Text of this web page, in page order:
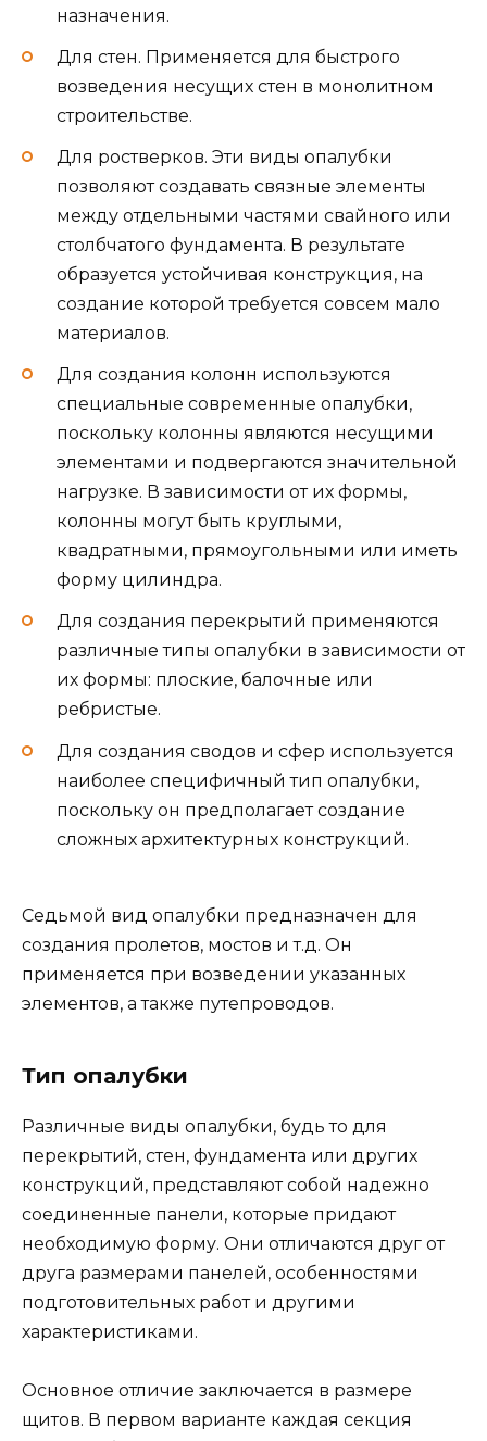
назначения.
Для стен. Применяется для быстрого
возведения несущих стен в монолитном
строительстве.
Для ростверков. Эти виды опалубки
позволяют создавать связные элементы
между отдельными частями свайного или
столбчатого фундамента. В результате
образуется устойчивая конструкция, на
создание которой требуется совсем мало
материалов.
Для создания колонн используются
специальные современные опалубки,
поскольку колонны являются несущими
элементами и подвергаются значительной
нагрузке. В зависимости от их формы,
колонны могут быть круглыми,
квадратными, прямоугольными или иметь
форму цилиндра.
Для создания перекрытий применяются
различные типы опалубки в зависимости от
их формы: плоские, балочные или
ребристые.
Для создания сводов и сфер используется
наиболее специфичный тип опалубки,
поскольку он предполагает создание
сложных архитектурных конструкций.
Седьмой вид опалубки предназначен для
создания пролетов, мостов и т.д. Он
применяется при возведении указанных
элементов, а также путепроводов.
Тип опалубки
Различные виды опалубки, будь то для
перекрытий, стен, фундамента или других
конструкций, представляют собой надежно
соединенные панели, которые придают
необходимую форму. Они отличаются друг от
друга размерами панелей, особенностями
подготовительных работ и другими
характеристиками.
Основное отличие заключается в размере
щитов. В первом варианте каждая секция